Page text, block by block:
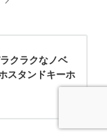
クラクなノベ
スタンドキーホ